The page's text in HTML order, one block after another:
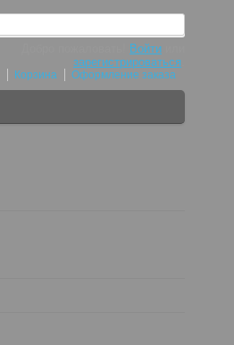
Войти
зарегистрироваться
Корзина Оформление заказа